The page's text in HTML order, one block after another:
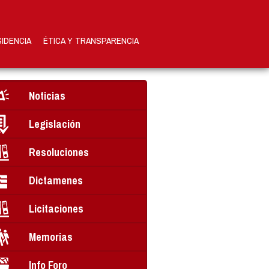
ÉTICA Y TRANSPARENCIA
Noticias
Legislación
Resoluciones
Dictamenes
Licitaciones
Memorias
Info Foro